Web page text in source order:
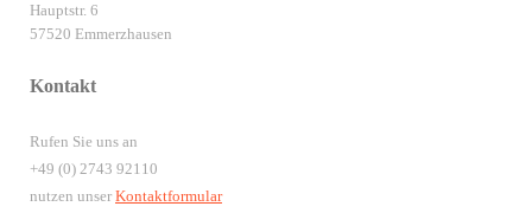
Hauptstr. 6
57520 Emmerzhausen
Kontakt
Rufen Sie uns an
+49 (0) 2743 92110
nutzen unser Kontaktformular